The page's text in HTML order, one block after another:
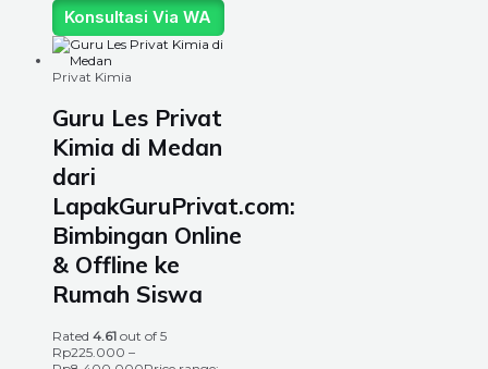
Konsultasi Via WA
Privat Kimia
Guru Les Privat
Kimia di Medan
dari
LapakGuruPrivat.com:
Bimbingan Online
& Offline ke
Rumah Siswa
Rated 4.61 out of 5
Rp225.000 –